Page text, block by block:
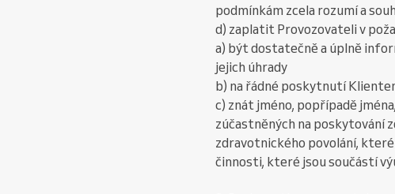
podmínkám zcela rozumí a
d) zaplatit Provozovateli v
a) být dostatečně a úplně
jejich úhrady
b) na řádné poskytnutí
c) znát jméno, popřípadě
zúčastněných na poskytování
zdravotnického povolání,
činnosti, které jsou součástí